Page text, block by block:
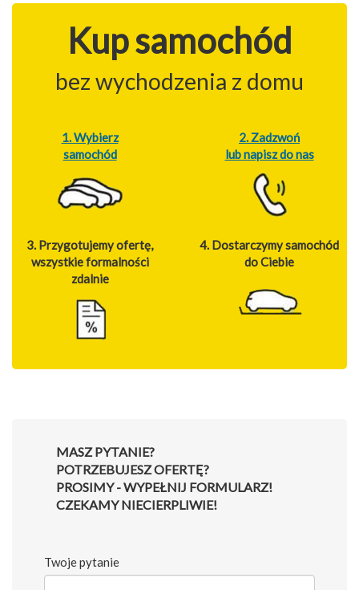
Kup samochód
bez wychodzenia z domu
1. Wybierz
samochód
2. Zadzwoń
lub napisz do nas
3. Przygotujemy ofertę,
wszystkie formalności
zdalnie
4. Dostarczymy samochód
do Ciebie
MASZ PYTANIE?
POTRZEBUJESZ OFERTĘ?
PROSIMY - WYPEŁNIJ FORMULARZ!
CZEKAMY NIECIERPLIWIE!
Twoje pytanie